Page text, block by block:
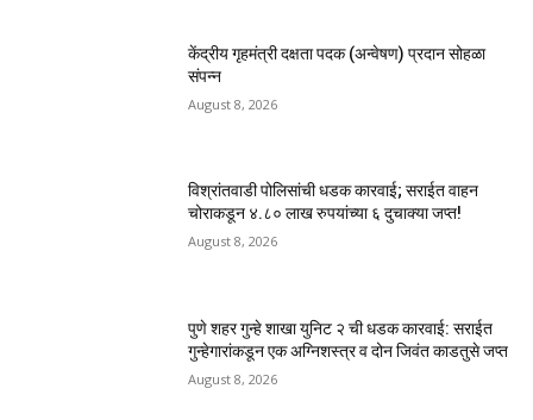
केंद्रीय गृहमंत्री दक्षता पदक (अन्वेषण) प्रदान सोहळा
संपन्न
August 8, 2026
विश्रांतवाडी पोलिसांची धडक कारवाई; सराईत वाहन
चोराकडून ४.८० लाख रुपयांच्या ६ दुचाक्या जप्त!
August 8, 2026
पुणे शहर गुन्हे शाखा युनिट २ ची धडक कारवाई: सराईत
गुन्हेगारांकडून एक अग्निशस्त्र व दोन जिवंत काडतुसे जप्त
August 8, 2026